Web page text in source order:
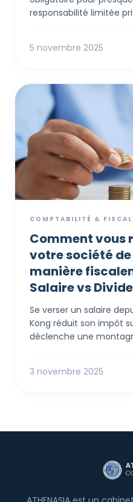
responsabilité limitée
pas de l'audit ; elle
lui-même plus rapide
5 novembre 2025
COMPTABILITÉ &
Comment vous
votre société
manière
Salaire vs
Se verser un salaire
Kong réduit son impôt
déclenche une
mais une nouvelle règle
3 novembre 2025